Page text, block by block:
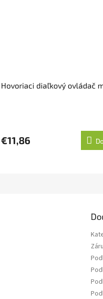
Hovoriaci diaľkový ovládač
€11,86